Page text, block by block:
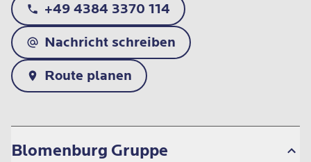
+49 4384 3370 114
Nachricht schreiben
Route planen
Blomenburg Gruppe